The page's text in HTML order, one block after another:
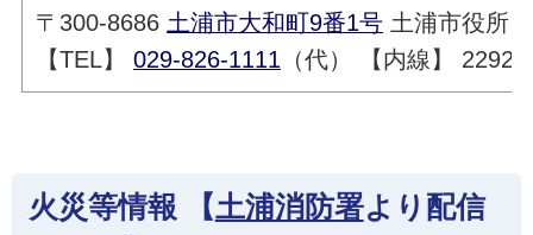
〒300-8686 土浦市大和町9番1号 土浦市役所
【TEL】029-826-1111 （代） 【内線】 2292
火災等情報 【土浦消防署より配信